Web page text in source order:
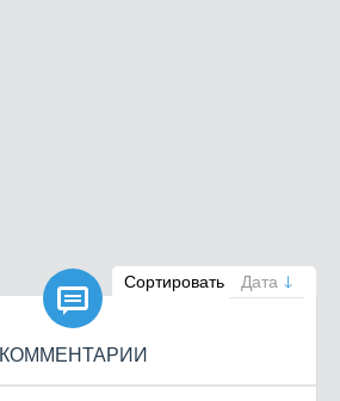
Сортировать Дата

КОММЕНТАРИИ